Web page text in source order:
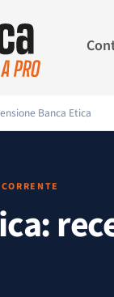
Banca Etica